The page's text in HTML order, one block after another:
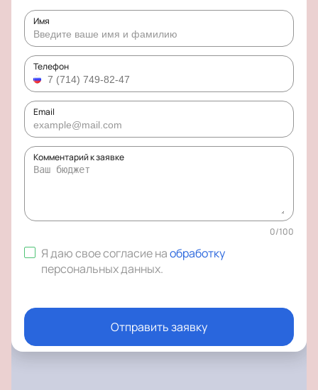
Имя
Телефон
Email
Комментарий к заявке
0/100
Я даю свое согласие наобработку
персональных данных.
Отправить заявку